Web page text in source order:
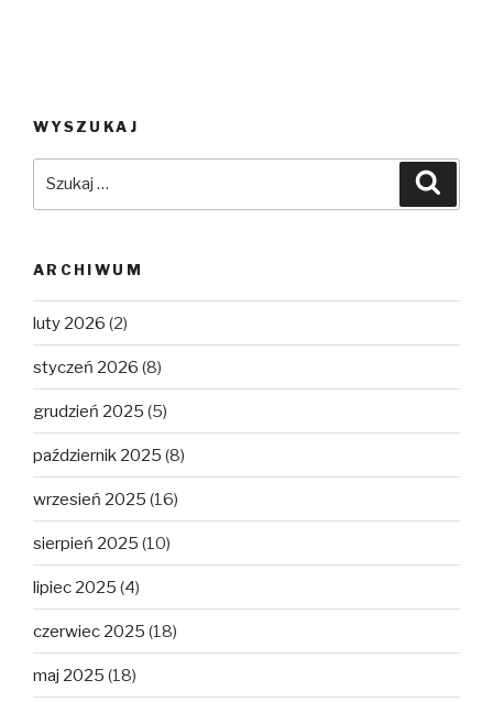
WYSZUKAJ
ARCHIWUM
luty 2026 (2)
styczeń 2026 (8)
grudzień 2025 (5)
październik 2025 (8)
wrzesień 2025 (16)
sierpień 2025 (10)
lipiec 2025 (4)
czerwiec 2025 (18)
maj 2025 (18)